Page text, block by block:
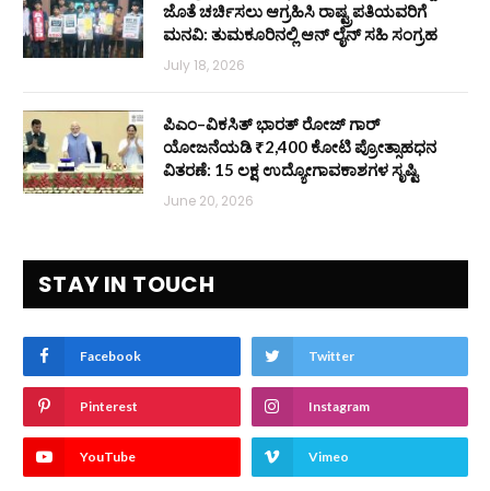
ಜೊತೆ ಚರ್ಚಿಸಲು ಆಗ್ರಹಿಸಿ ರಾಷ್ಟ್ರಪತಿಯವರಿಗೆ
ಮನವಿ: ತುಮಕೂರಿನಲ್ಲಿ ಆನ್‌ ಲೈನ್ ಸಹಿ ಸಂಗ್ರಹ
July 18, 2026
ಪಿಎಂ–ವಿಕಸಿತ್ ಭಾರತ್ ರೋಜ್‌ ಗಾರ್
ಯೋಜನೆಯಡಿ ₹2,400 ಕೋಟಿ ಪ್ರೋತ್ಸಾಹಧನ
ವಿತರಣೆ: 15 ಲಕ್ಷ ಉದ್ಯೋಗಾವಕಾಶಗಳ ಸೃಷ್ಟಿ
June 20, 2026
STAY IN TOUCH
Facebook Twitter
Pinterest Instagram
YouTube Vimeo